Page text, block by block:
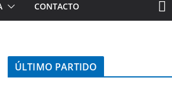
CONTACTO
ÚLTIMO PARTIDO